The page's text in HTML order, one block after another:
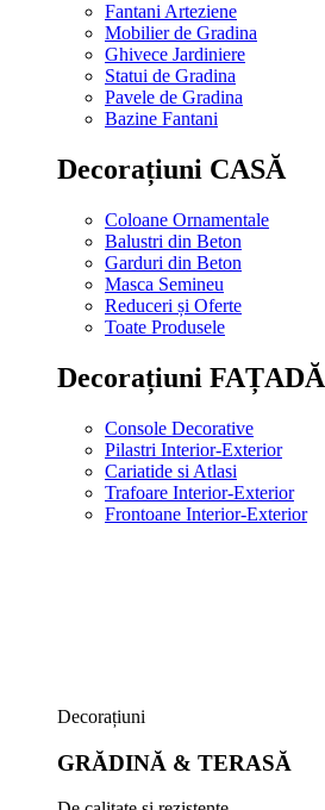
Fantani Arteziene
Mobilier de Gradina
Ghivece Jardiniere
Statui de Gradina
Pavele de Gradina
Bazine Fantani
Decorațiuni CASĂ
Coloane Ornamentale
Balustri din Beton
Garduri din Beton
Masca Semineu
Reduceri și Oferte
Toate Produsele
Decorațiuni FAȚADĂ
Console Decorative
Pilastri Interior-Exterior
Cariatide si Atlasi
Trafoare Interior-Exterior
Frontoane Interior-Exterior
Decorațiuni
GRĂDINĂ & TERASĂ